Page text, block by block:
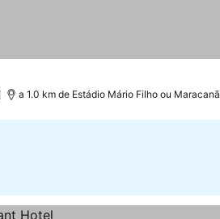
a 1.0 km de Estádio Mário Filho ou Maracanã